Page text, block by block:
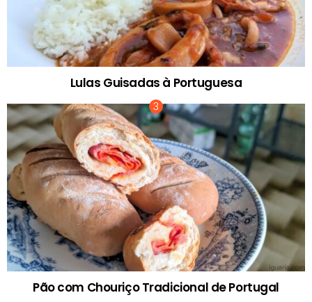
Lulas Guisadas à Portuguesa
Pão com Chouriço Tradicional de Portugal